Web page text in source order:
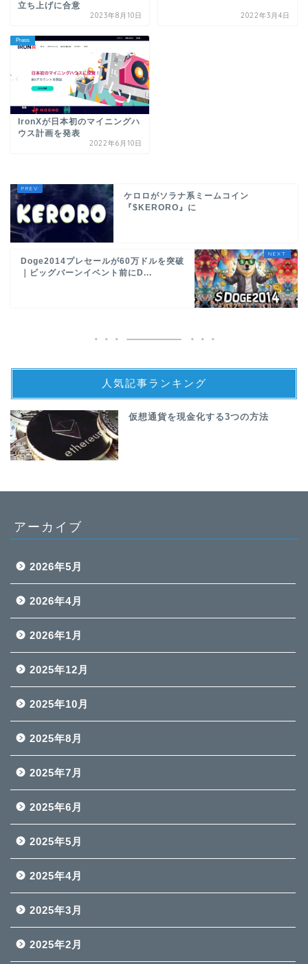
立ち上げに合意
2023年8月10日 2022年3月4日
Press
IronXが日本初のマイニングハ
ウス計画を発表
2022年6月10日
ケロロがソラナ系ミームコイン
『$KERORO』に
Doge2014プレセールが60万ドルを突破
｜ビッグバーンイベント前にD...
人気記事ランキング
仮想通貨を現金化する3つの方法
アーカイブ
2026年5月
2026年4月
2026年1月
2025年12月
2025年10月
2025年8月
2025年7月
2025年6月
2025年5月
2025年4月
2025年3月
2025年2月